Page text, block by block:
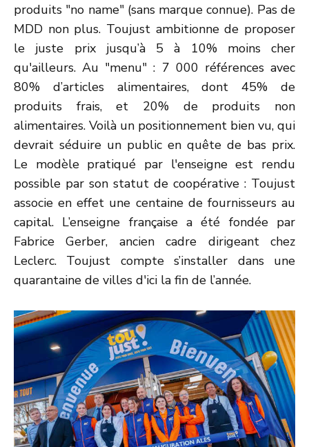
produits "no name" (sans marque connue). Pas de
MDD non plus. Toujust ambitionne de proposer
le juste prix jusqu’à 5 à 10% moins cher
qu'ailleurs. Au "menu" : 7 000 références avec
80% d’articles alimentaires, dont 45% de
produits frais, et 20% de produits non
alimentaires. Voilà un positionnement bien vu, qui
devrait séduire un public en quête de bas prix.
Le modèle pratiqué par l'enseigne est rendu
possible par son statut de coopérative : Toujust
associe en effet une centaine de fournisseurs au
capital. L’enseigne française a été fondée par
Fabrice Gerber, ancien cadre dirigeant chez
Leclerc. Toujust compte s’installer dans une
quarantaine de villes d'ici la fin de l’année.